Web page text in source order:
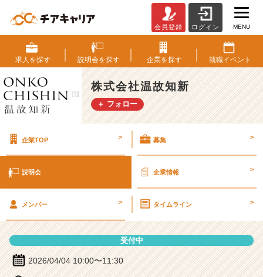
式
会
社
温
故
知
明
細
ー・
会員登録 ログイン MENU
求人を探す 説明会を探す 企業を探す 就職イベント
株式会社温故知新
＋ フォロー
企業TOP > 募集 >
説明会 企業情報 >
メンバー > タイムライン >
受付中
2026/04/04 10:00〜11:30